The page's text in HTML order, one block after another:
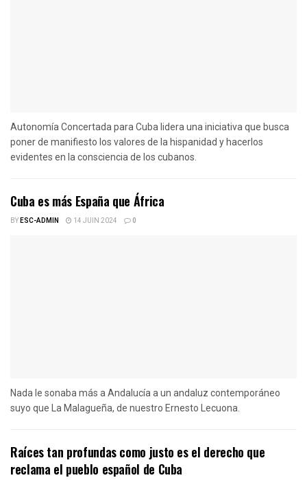
Autonomía Concertada para Cuba lidera una iniciativa que busca
poner de manifiesto los valores de la hispanidad y hacerlos
evidentes en la consciencia de los cubanos.
Cuba es más España que África
BYESC-ADMIN 14 JUIN 2024 0
Nada le sonaba más a Andalucía a un andaluz contemporáneo
suyo que La Malagueña, de nuestro Ernesto Lecuona.
Raíces tan profundas como justo es el derecho que
reclama el pueblo español de Cuba